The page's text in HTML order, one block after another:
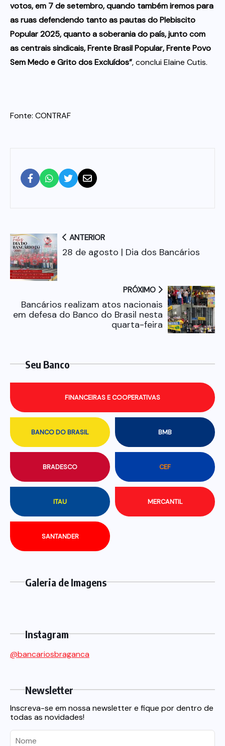
votos, em 7 de setembro, quando também iremos para
as ruas defendendo tanto as pautas do Plebiscito
Popular 2025, quanto a soberania do país, junto com
as centrais sindicais, Frente Brasil Popular, Frente Povo
Sem Medo e Grito dos Excluídos”, conclui Elaine Cutis.
Fonte: CONTRAF
ANTERIOR
28 de agosto | Dia dos Bancários
PRÓXIMO
Bancários realizam atos nacionais
em defesa do Banco do Brasil nesta
quarta-feira
Seu Banco
BANCO DO BRASIL BMB
BRADESCO CEF
FINANCEIRAS E COOPERATIVAS
ITAU MERCANTIL
SANTANDER
Galeria de Imagens
Instagram
@bancariosbraganca
Newsletter
Inscreva-se em nossa newsletter e fique por dentro de
todas as novidades!